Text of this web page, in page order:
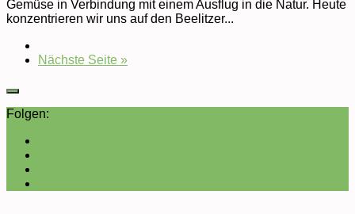
Gemüse in Verbindung mit einem Ausflug in die Natur. Heute
konzentrieren wir uns auf den Beelitzer...
Nächste Seite »
Folgen: